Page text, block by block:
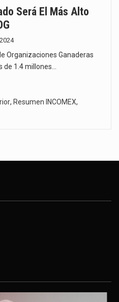
Será El Más Alto
Organizaciones Ganaderas
1.4 millones…
, Resumen INCOMEX,